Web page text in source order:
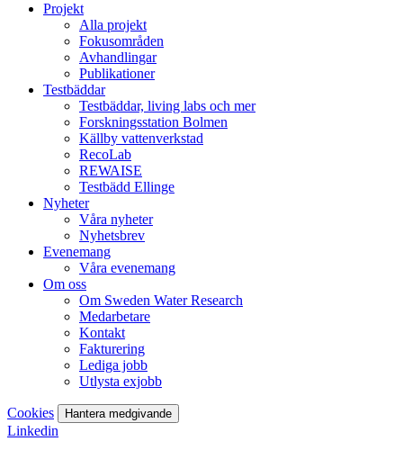
Projekt
Alla projekt
Fokusområden
Avhandlingar
Publikationer
Testbäddar
Testbäddar, living labs och mer
Forskningsstation Bolmen
Källby vattenverkstad
RecoLab
REWAISE
Testbädd Ellinge
Nyheter
Våra nyheter
Nyhetsbrev
Evenemang
Våra evenemang
Om oss
Om Sweden Water Research
Medarbetare
Kontakt
Fakturering
Lediga jobb
Utlysta exjobb
Cookies Hantera medgivande
Linkedin